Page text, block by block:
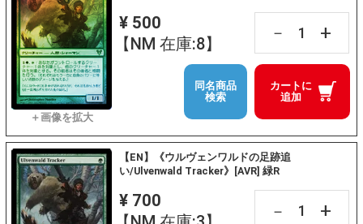
¥ 500
【NM 在庫:8】
－ +
カートに
追加
同名商品
検索
【EN】《ウルヴェンワルドの足跡追
い/Ulvenwald Tracker》[AVR] 緑R
¥ 700
－ +